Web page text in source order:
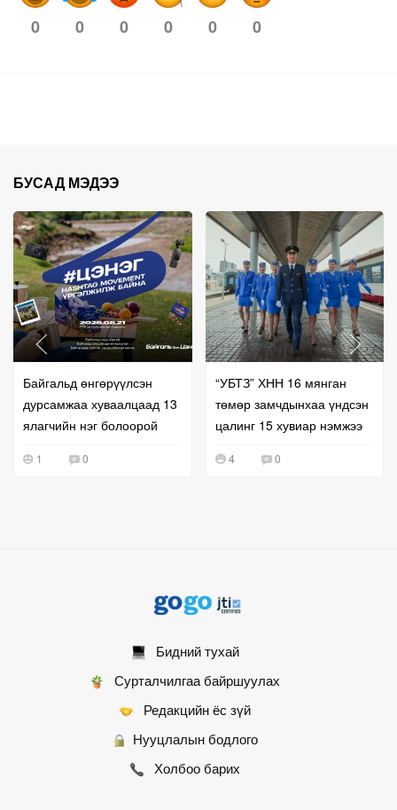
0 0 0 0 0 0
БУСАД МЭДЭЭ
Байгальд өнгөрүүлсэн
дурсамжаа хуваалцаад 13
ялагчийн нэг болоорой
1 0
“УБТЗ” ХНН 16 мянган
төмөр замчдынхаа үндсэн
цалинг 15 хувиар нэмжээ
4 0
Бидний тухай
Сурталчилгаа байршуулах
Редакцийн ёс зүй
Нууцлалын бодлого
Холбоо барих